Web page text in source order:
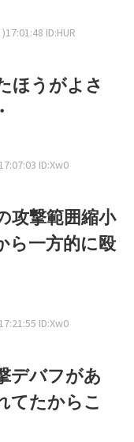
ID:HUR
ほうがよさ
ID:Xw0
攻撃範囲縮小
ら一方的に殴
ID:Xw0
デバフがあ
てたからこ